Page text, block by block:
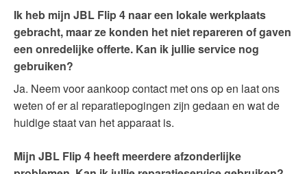
Ik heb mijn JBL Flip 4 naar een lokale werkplaats
gebracht, maar ze konden het niet repareren of gaven
een onredelijke offerte. Kan ik jullie service nog
gebruiken?
Ja. Neem voor aankoop contact met ons op en laat ons
weten of er al reparatiepogingen zijn gedaan en wat de
huidige staat van het apparaat is.
Mijn JBL Flip 4 heeft meerdere afzonderlijke